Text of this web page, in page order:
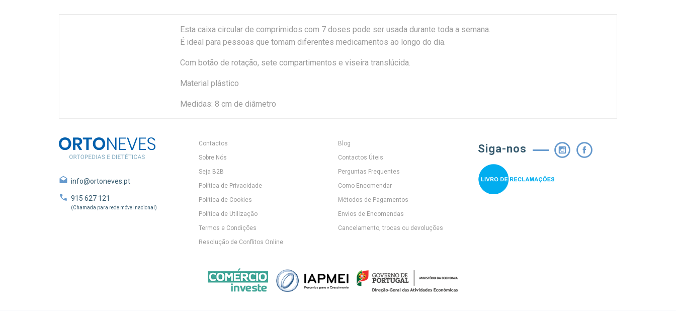
Esta caixa circular de comprimidos com 7 doses pode ser usada durante toda a semana.
É ideal para pessoas que tomam diferentes medicamentos ao longo do dia.
Com botão de rotação, sete compartimentos e viseira translúcida.
Material plástico
Medidas: 8 cm de diâmetro
info@ortoneves.pt
915 627 121
(Chamada para rede móvel nacional)
Contactos
Sobre Nós
Seja B2B
Política de Privacidade
Política de Cookies
Política de Utilização
Termos e Condições
Resolução de Conflitos Online
Blog
Contactos Úteis
Perguntas Frequentes
Como Encomendar
Métodos de Pagamentos
Envios de Encomendas
Cancelamento, trocas ou devoluções
Siga-nos